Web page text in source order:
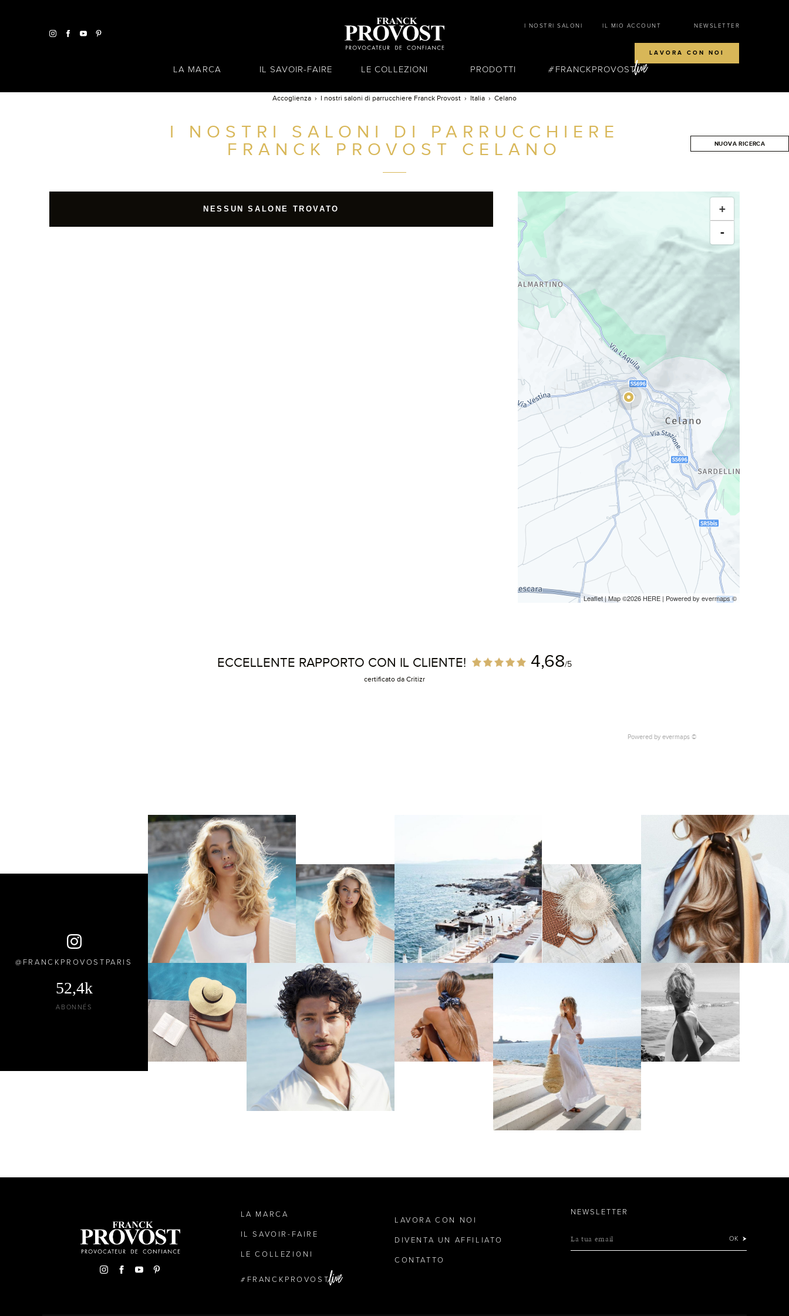
Accoglienza I nostri saloni di parrucchiere Franck Provost Italia Celano
I NOSTRI SALONI DI PARRUCCHIERE
FRANCK PROVOST
CELANO NUOVA RICERCA
+
-
Leaflet| Map ©2026 HERE | Powered by evermaps©
NESSUN SALONE TROVATO
ECCELLENTE RAPPORTO CON IL CLIENTE! 4,68/5
certificato da Critizr
Powered by evermaps ©
I NOSTRI SALONI IL MIO ACCOUNT NEWSLETTER
LAVORA CON NOI
LA MARCA IL SAVOIR-FAIRE LE COLLEZIONI PRODOTTI FRANCKPROVOST
FRANCKPROVOSTPARIS
52,4k
ABONNÉS
LA MARCA
IL SAVOIR-FAIRE
LE COLLEZIONI
FRANCKPROVOST
LAVORA CON NOI
DIVENTA UN AFFILIATO
CONTATTO
NEWSLETTER
La tua email OK